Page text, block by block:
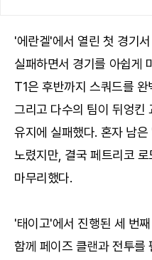
'에란겔'에서 열린 첫 경기
실패하면서 경기를 아쉽게
T1은 후반까지 스쿼드를
그리고 다수의 팀이 뒤엉킨
유지에 실패했다. 혼자 남
노렸지만, 결국 페트리코
마무리했다.
'태이고'에서 진행된 세 번
함께 페이즈 클랜과 전투를